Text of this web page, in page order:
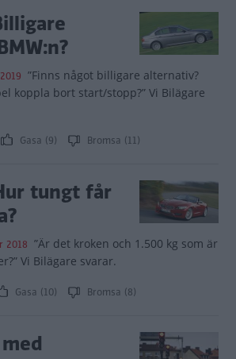
”Finns något billigare alternativ?
koppla bort start/stopp?” Vi Bilägare
Gasa (9) Bromsa (11)
tungt får
2018 ”Är det kroken och 1.500 kg som är
Vi Bilägare svarar.
Gasa (10) Bromsa (8)